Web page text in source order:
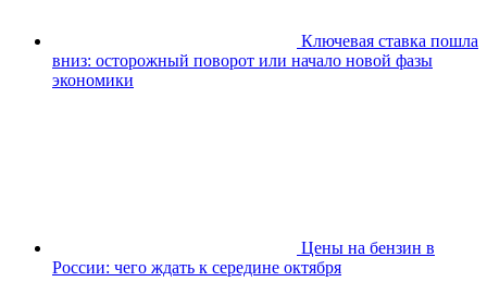
Ключевая ставка пошла
вниз: осторожный поворот или начало новой фазы
экономики
Цены на бензин в
России: чего ждать к середине октября